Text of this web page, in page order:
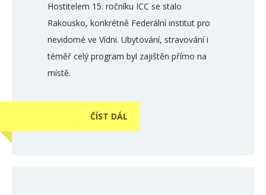
Hostitelem 15. ročníku ICC se stalo
Rakousko, konkrétně Federální institut pro
nevidomé ve Vídni. Ubytování, stravování i
téměř celý program byl zajištěn přímo na
místě.
ČÍST DÁL